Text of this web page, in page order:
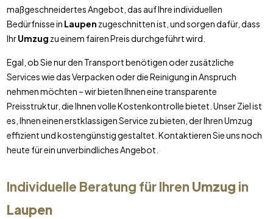
maßgeschneidertes Angebot, das auf Ihre individuellen
Bedürfnisse in Laupen zugeschnitten ist, und sorgen dafür, dass
IhrUmzug zu einem fairen Preis durchgeführt wird.
Egal, ob Sie nur den Transport benötigen oder zusätzliche
Services wie das Verpacken oder die Reinigung in Anspruch
nehmen möchten – wir bieten Ihnen eine transparente
Preisstruktur, die Ihnen volle Kostenkontrolle bietet. Unser Ziel ist
es, Ihnen einen erstklassigen Service zu bieten, der Ihren Umzug
effizient und kostengünstig gestaltet. Kontaktieren Sie uns noch
heute für ein unverbindliches Angebot.
Individuelle Beratung für Ihren Umzug in
Laupen